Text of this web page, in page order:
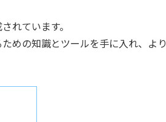
れています。
めの知識とツールを手に入れ、より